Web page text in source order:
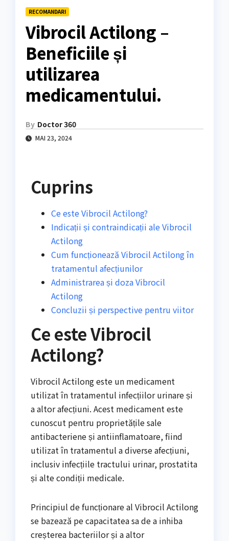
RECOMANDARI
Vibrocil Actilong –
Beneficiile și
utilizarea
medicamentului.
By Doctor 360
MAI 23, 2024
Cuprins
Ce este Vibrocil Actilong?
Indicații și contraindicații ale Vibrocil
Actilong
Cum funcționează Vibrocil Actilong în
tratamentul afecțiunilor
Administrarea și doza Vibrocil
Actilong
Concluzii și perspective pentru viitor
Ce este Vibrocil
Actilong?
Vibrocil Actilong este un medicament
utilizat în tratamentul infecțiilor urinare și
a altor afecțiuni. Acest medicament este
cunoscut pentru proprietățile sale
antibacteriene și antiinflamatoare, fiind
utilizat în tratamentul a diverse afecțiuni,
inclusiv infecțiile tractului urinar, prostatita
și alte condiții medicale.
Principiul de funcționare al Vibrocil Actilong
se bazează pe capacitatea sa de a inhiba
creșterea bacteriilor și a altor